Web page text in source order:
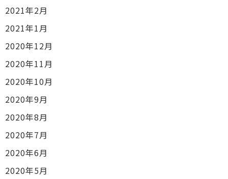
2021年2月
2021年1月
2020年12月
2020年11月
2020年10月
2020年9月
2020年8月
2020年7月
2020年6月
2020年5月